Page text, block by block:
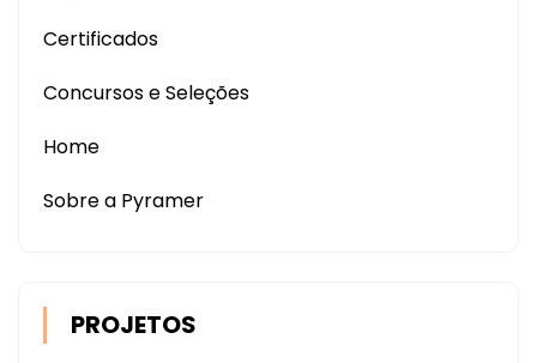
Certificados
Concursos e Seleções
Home
Sobre a Pyramer
PROJETOS